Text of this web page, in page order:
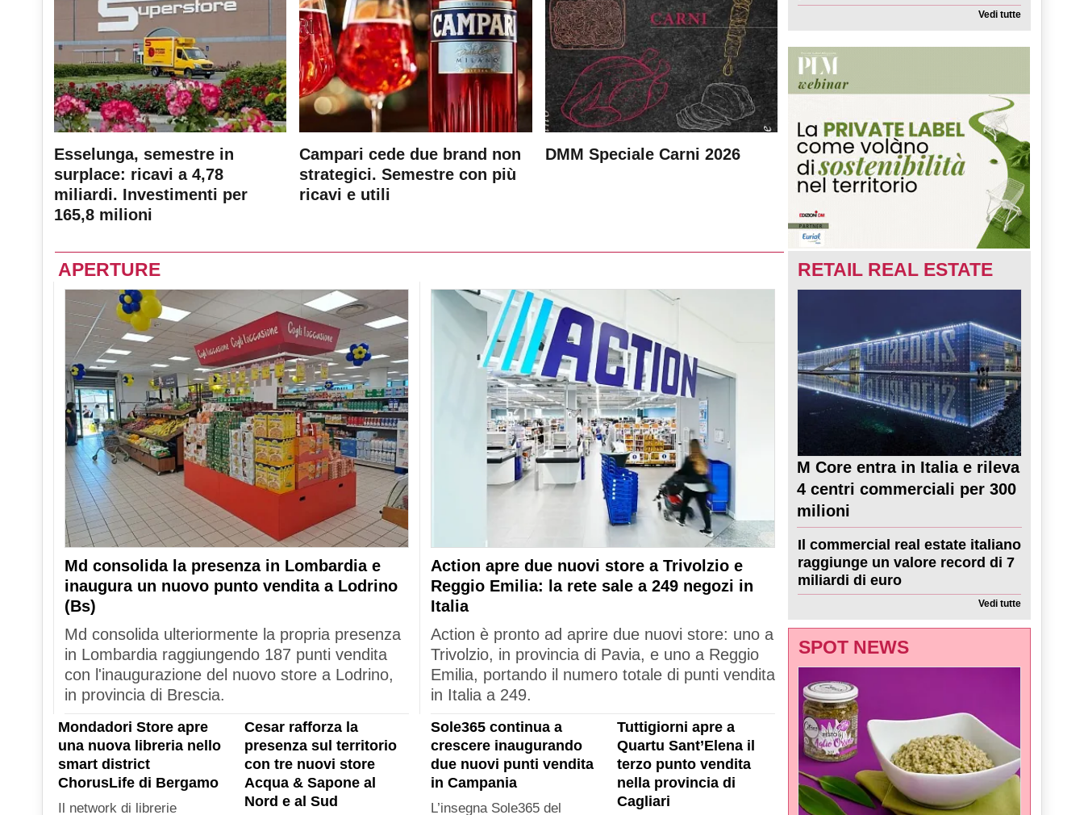
Esselunga, semestre in
surplace: ricavi a 4,78
miliardi. Investimenti per
165,8 milioni
Campari cede due brand non
strategici. Semestre con più
ricavi e utili
DMM Speciale Carni 2026
Vedi tutte
APERTURE
Md consolida la presenza in Lombardia e
inaugura un nuovo punto vendita a Lodrino
(Bs)
Md consolida ulteriormente la propria presenza
in Lombardia raggiungendo 187 punti vendita
con l'inaugurazione del nuovo store a Lodrino,
in provincia di Brescia.
Action apre due nuovi store a Trivolzio e
Reggio Emilia: la rete sale a 249 negozi in
Italia
Action è pronto ad aprire due nuovi store: uno a
Trivolzio, in provincia di Pavia, e uno a Reggio
Emilia, portando il numero totale di punti vendita
in Italia a 249.
Mondadori Store apre
una nuova libreria nello
smart district
ChorusLife di Bergamo
Il network di librerie
Cesar rafforza la
presenza sul territorio
con tre nuovi store
Acqua & Sapone al
Nord e al Sud
Sole365 continua a
crescere inaugurando
due nuovi punti vendita
in Campania
L’insegna Sole365 del
Tuttigiorni apre a
Quartu Sant’Elena il
terzo punto vendita
nella provincia di
Cagliari
RETAIL REAL ESTATE
M Core entra in Italia e rileva
4 centri commerciali per 300
milioni
Il commercial real estate italiano
raggiunge un valore record di 7
miliardi di euro
Vedi tutte
SPOT NEWS